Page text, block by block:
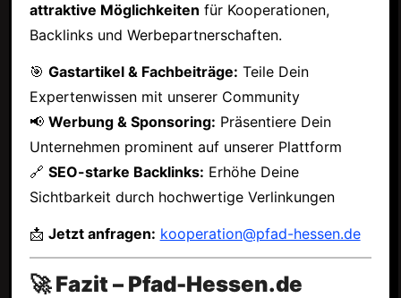
attraktive Möglichkeiten für Kooperationen,
Backlinks und Werbepartnerschaften.
🎯 Gastartikel & Fachbeiträge: Teile Dein
Expertenwissen mit unserer Community
📢 Werbung & Sponsoring: Präsentiere Dein
Unternehmen prominent auf unserer Plattform
🔗 SEO-starke Backlinks: Erhöhe Deine
Sichtbarkeit durch hochwertige Verlinkungen
📩 Jetzt anfragen: kooperation@pfad-hessen.de
🚀 Fazit – Pfad-Hessen.de